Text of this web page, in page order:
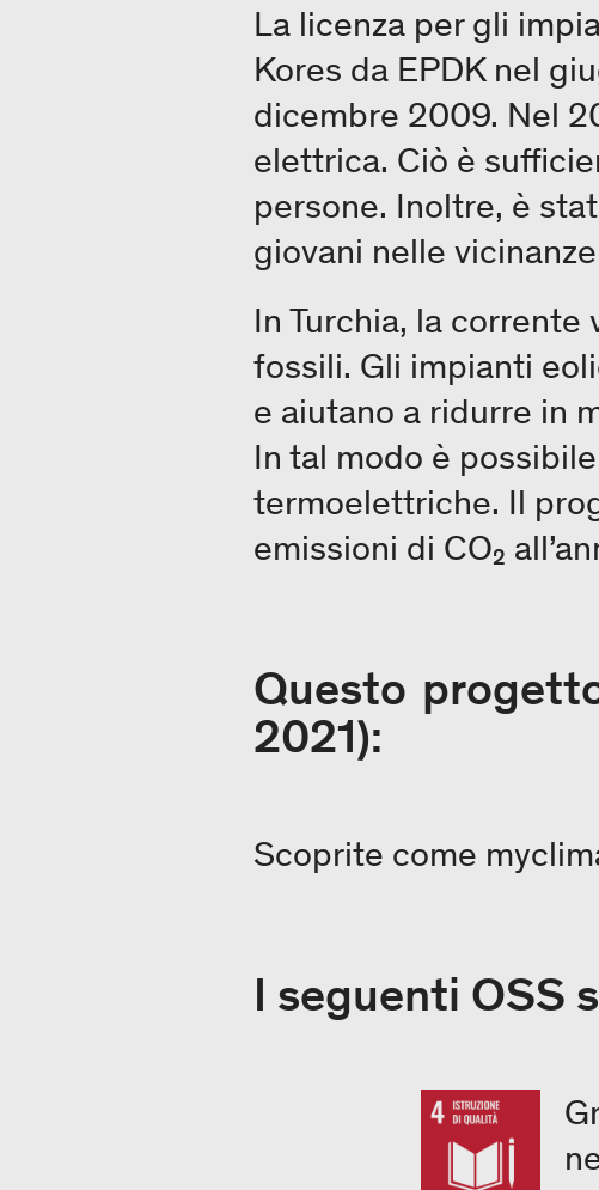
La licenza per gli
Kores da EPDK nel
dicembre 2009. Nel
elettrica. Ciò è
persone. Inoltre, è
giovani nelle
In Turchia, la
fossili. Gli impianti
e aiutano a ridurre in
In tal modo è
termoelettriche. Il
emissioni di CO₂
Questo
2021):
Scoprite come
I seguenti OSS